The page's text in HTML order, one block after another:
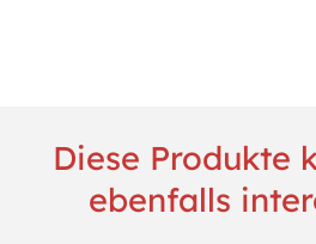
Diese Produkte
ebenfalls